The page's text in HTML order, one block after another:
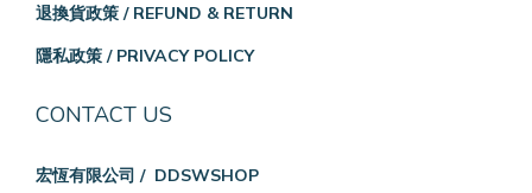
退換貨政策 / REFUND & RETURN
隱私政策 / PRIVACY POLICY
CONTACT US
宏恆有限公司 / DDSWSHOP